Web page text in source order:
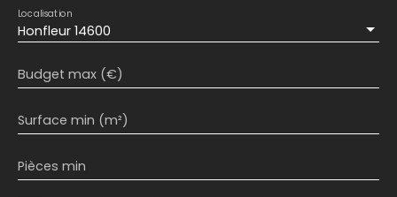
Honfleur 14600
Localisation
Budget max (€)
Surface min (m²)
Pièces min